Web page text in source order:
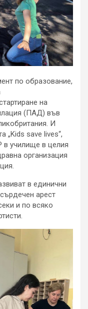
по образование,
на
(ПАД) във
И
„Kids save lives“,
училище в целия
организация
в единични
арест
и по всяко